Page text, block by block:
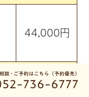
44,000円
度）